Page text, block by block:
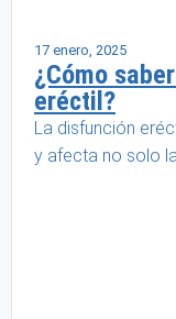
17 enero, 2025
¿Cómo
eréctil?
La disfunción
y afecta no solo